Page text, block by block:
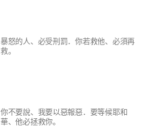
暴怒的人、必受刑罰．你若救他、必須再
救。
你不要說、我要以惡報惡．要等候耶和
華、他必拯救你。